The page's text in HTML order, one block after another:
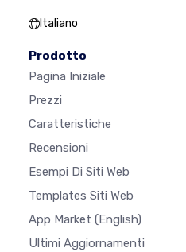
Italiano
Prodotto
Pagina Iniziale
Prezzi
Caratteristiche
Recensioni
Esempi Di Siti Web
Templates Siti Web
App Market (English)
Ultimi Aggiornamenti